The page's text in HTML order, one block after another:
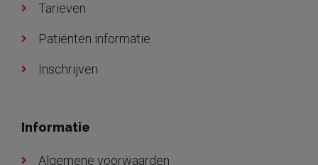
Tarieven
Patiënten informatie
Inschrijven
Informatie
Algemene voorwaarden